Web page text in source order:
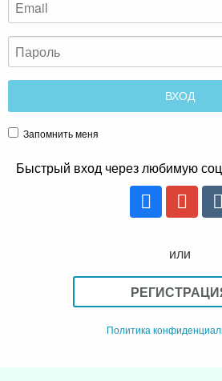
Запомнить меня
Быстрый вход через любимую
или
Политика